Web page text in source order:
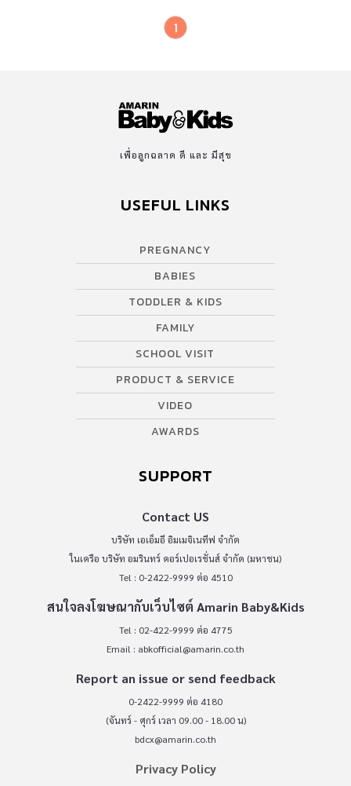
Batman และ Iron Man ซึ่งในขณะนี้ “Action Movie Kid : Volume
1
เพื่อลูกฉลาด ดี และ มีสุข
USEFUL LINKS
PREGNANCY
BABIES
TODDLER & KIDS
FAMILY
SCHOOL VISIT
PRODUCT & SERVICE
VIDEO
AWARDS
SUPPORT
Contact US
บริษัท เอเอ็มอี อิมเมจิเนทีฟ จำกัด
ในเครือ บริษัท อมรินทร์ คอร์เปอเรชั่นส์ จำกัด (มหาชน)
Tel : 0-2422-9999 ต่อ 4510
สนใจลงโฆษณากับเว็บไซต์ Amarin Baby&Kids
Tel : 02-422-9999 ต่อ 4775
Email : abkofficial@amarin.co.th
Report an issue or send feedback
0-2422-9999 ต่อ 4180
(จันทร์ - ศุกร์ เวลา 09.00 - 18.00 น)
bdcx@amarin.co.th
Privacy Policy